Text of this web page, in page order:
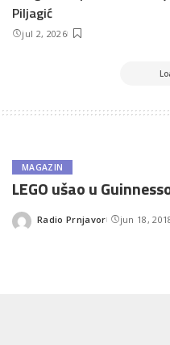
Piljagić
jul 2, 2026
MAGAZIN
LEGO ušao u
Posted
Radio Prnjavor jun 18,